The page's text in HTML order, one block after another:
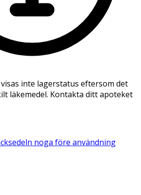
inte lagerstatus eftersom det
läkemedel. Kontakta ditt apoteket
noga före användning